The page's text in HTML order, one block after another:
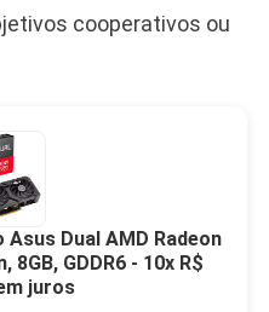
cooperativos ou
Asus Dual AMD Radeon
8GB, GDDR6 - 10x R$
juros